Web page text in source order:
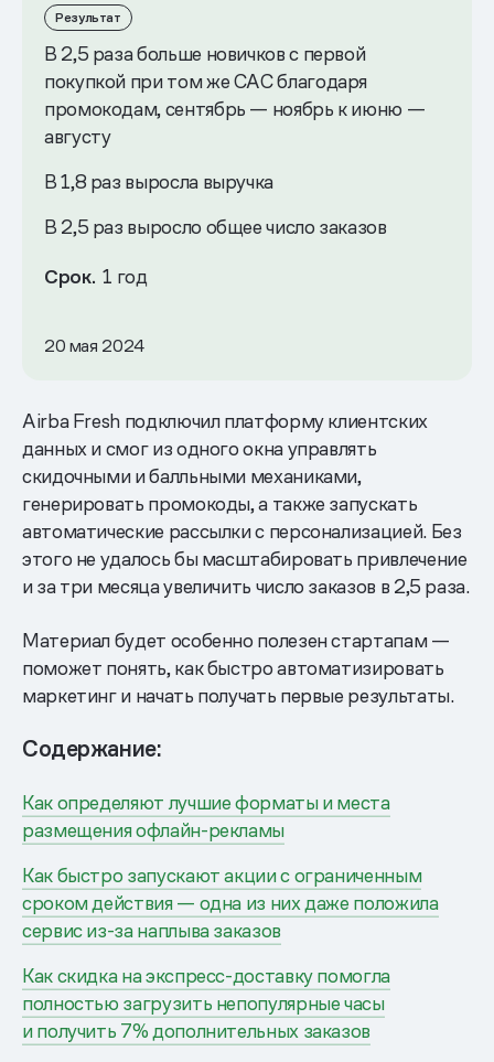
Результат
В 2,5 раза больше новичков с первой
покупкой при том же САС благодаря
промокодам, сентябрь — ноябрь к июню —
августу
В 1,8 раз выросла выручка
В 2,5 раз выросло общее число заказов
Срок.1 год
20 мая 2024
Airba Fresh подключил платформу клиентских
данных и смог из одного окна управлять
скидочными и балльными механиками,
генерировать промокоды, а также запускать
автоматические рассылки с персонализацией. Без
этого не удалось бы масштабировать привлечение
и за три месяца увеличить число заказов в 2,5 раза.
Материал будет особенно полезен стартапам —
поможет понять, как быстро автоматизировать
маркетинг и начать получать первые результаты.
Содержание:
Как определяют лучшие форматы и места
размещения офлайн-рекламы
Как быстро запускают акции с ограниченным
сроком действия — одна из них даже положила
сервис из-за наплыва заказов
Как скидка на экспресс-доставку помогла
полностью загрузить непопулярные часы
и получить 7% дополнительных заказов